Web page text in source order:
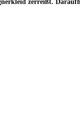
zerreißt.